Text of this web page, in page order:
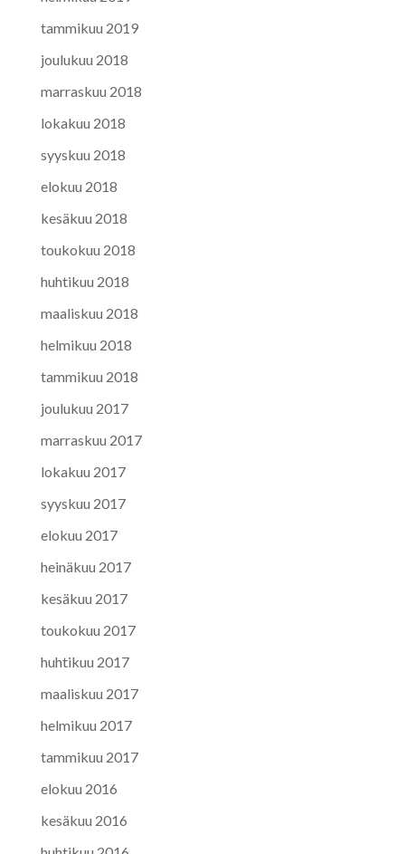
tammikuu 2019
joulukuu 2018
marraskuu 2018
lokakuu 2018
syyskuu 2018
elokuu 2018
kesäkuu 2018
toukokuu 2018
huhtikuu 2018
maaliskuu 2018
helmikuu 2018
tammikuu 2018
joulukuu 2017
marraskuu 2017
lokakuu 2017
syyskuu 2017
elokuu 2017
heinäkuu 2017
kesäkuu 2017
toukokuu 2017
huhtikuu 2017
maaliskuu 2017
helmikuu 2017
tammikuu 2017
elokuu 2016
kesäkuu 2016